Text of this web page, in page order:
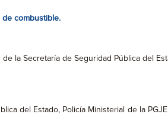
de combustible.
Secretaría de Seguridad Pública del
del Estado, Policía Ministerial de la